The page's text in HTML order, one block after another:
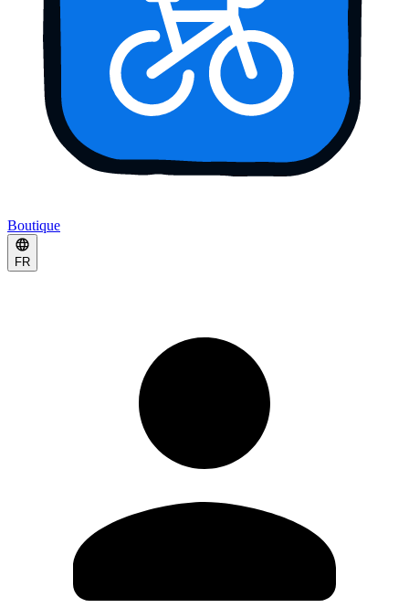
Boutique
FR